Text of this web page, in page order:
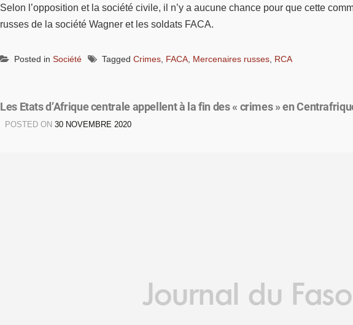
Selon l’opposition et la société civile, il n’y a aucune chance pour que cette
russes de la société Wagner et les soldats FACA.
Posted in Société Tagged Crimes, FACA, Mercenaires russes, RCA
Les Etats d’Afrique centrale appellent à la fin des « crimes » en
POSTED ON 30 NOVEMBRE 2020